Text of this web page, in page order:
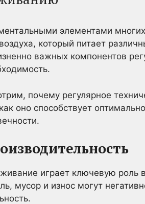
элементами
который питает
важных компонентов
почему регулярное
оно способствует
играет ключевую
мусор и износ могут